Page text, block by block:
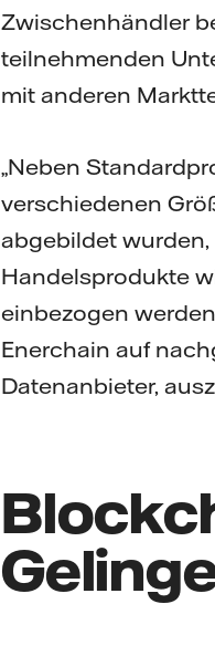
Zwischenhändler
teilnehmenden
mit anderen
„Neben
verschiedenen
abgebildet
Handelsprodukte
einbezogen
Enerchain auf
Datenanbieter,